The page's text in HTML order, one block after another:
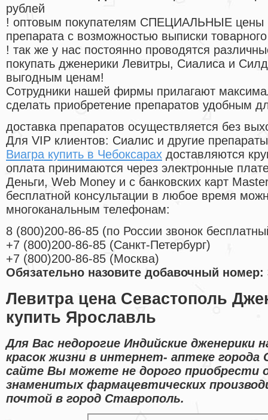
рублей
! оптовым покупателям СПЕЦИАЛЬНЫЕ цены
препарата с возможностью выписки
! так же у нас постоянно проводятся
покупать дженерики Левитры, Сиалиса и
выгодным ценам!
Cотрудники нашей фирмы прилагают
сделать приобретение препаратов удобным
доставка препаратов осуществляется без
Для VIP клиентов: Сиалис и другие
Виагра купить в Чебоксарах доставляются
оплата принимаются через электронные
Деньги, Web Money и с банковских карт
бесплатной консультации в любое время
многоканальным телефонам:
8 (800)200-86-85 (по России звонок
+7 (800)200-86-85 (Санкт-Петербург)
+7 (800)200-86-85 (Москва)
Обязательно назовите добавочный номер:
Левитра цена Севастополь
купить Ярославль
Для Вас недорогие Индийские дженерики
красок жизни в интернет- аптеке
сайте Вы можете не дорого приобрести
знаменитых фармацевтических
почтой в город Ставрополь.